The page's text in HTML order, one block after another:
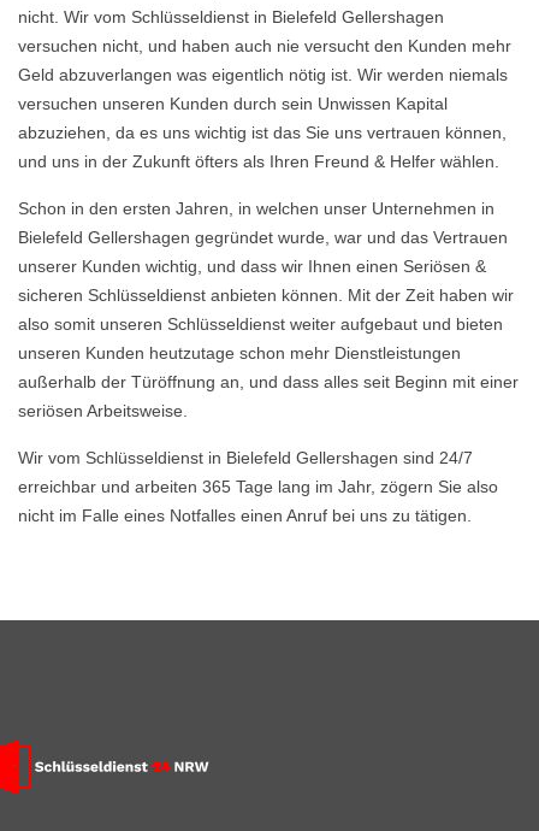
nicht. Wir vom Schlüsseldienst in Bielefeld Gellershagen
versuchen nicht, und haben auch nie versucht den Kunden mehr
Geld abzuverlangen was eigentlich nötig ist. Wir werden niemals
versuchen unseren Kunden durch sein Unwissen Kapital
abzuziehen, da es uns wichtig ist das Sie uns vertrauen können,
und uns in der Zukunft öfters als Ihren Freund & Helfer wählen.
Schon in den ersten Jahren, in welchen unser Unternehmen in
Bielefeld Gellershagen gegründet wurde, war und das Vertrauen
unserer Kunden wichtig, und dass wir Ihnen einen Seriösen &
sicheren Schlüsseldienst anbieten können. Mit der Zeit haben wir
also somit unseren Schlüsseldienst weiter aufgebaut und bieten
unseren Kunden heutzutage schon mehr Dienstleistungen
außerhalb der Türöffnung an, und dass alles seit Beginn mit einer
seriösen Arbeitsweise.
Wir vom Schlüsseldienst in Bielefeld Gellershagen sind 24/7
erreichbar und arbeiten 365 Tage lang im Jahr, zögern Sie also
nicht im Falle eines Notfalles einen Anruf bei uns zu tätigen.